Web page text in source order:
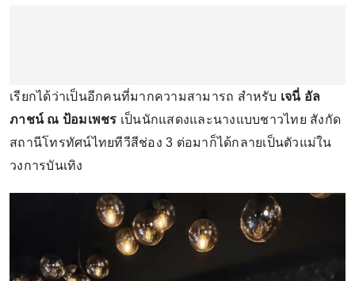
เรียกได้ว่าเป็นอีกคนที่มากความสามารถ สำหรับ เจนี่ อัล
ภาชน์ ณ ป้อมเพชร เป็นนักแสดงและนางแบบชาวไทย สังกัด
สถานีโทรทัศน์ไทยทีวีสีช่อง 3 ต่อมาก็ได้กลายเป็นตัวแม่ใน
วงการบันเทิง